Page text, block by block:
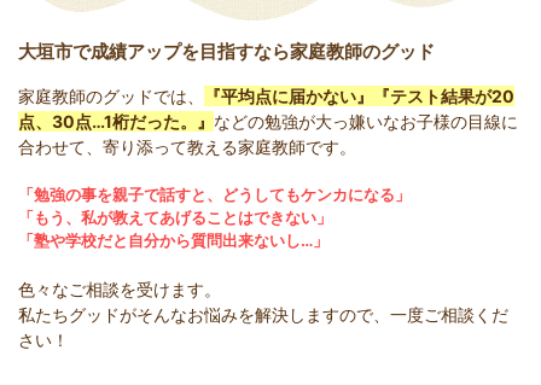
大垣市で成績アップを目指すなら家庭教師のグッド
家庭教師のグッドでは、
『平均点に届かない』『テスト結果が20
点、30点…1桁だった。』 などの勉強が大っ嫌いなお子様の目線に
合わせて、寄り添って教える家庭教師です。
「勉強の事を親子で話すと、どうしてもケンカになる」
「もう、私が教えてあげることはできない」
「塾や学校だと自分から質問出来ないし…」
色々なご相談を受けます。
私たちグッドがそんなお悩みを解決しますので、一度ご相談くだ
さい！